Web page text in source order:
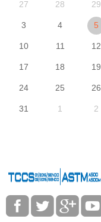
27 28 29
3 4 5
10 11 12
17 18 19
24 25 26
31 1 2